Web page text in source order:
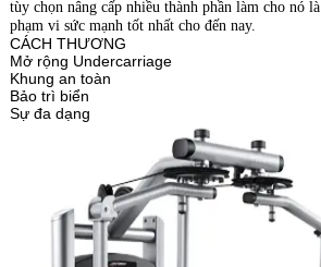
tùy chọn nâng cấp nhiều thành phần làm cho nó là
phạm vi sức mạnh tốt nhất cho đến nay.
CÁCH THƯƠNG
Mở rộng Undercarriage
Khung an toàn
Bảo trì biển
Sự đa dạng